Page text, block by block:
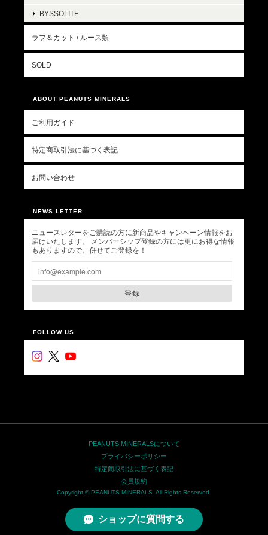
BYSSOLITE
ラフ＆カット / ルース類
SOLD
ABOUT PEANUTS MINERALS
ご利用ガイド
特定商取引法に基づく表記
お問い合わせ
NEWS LETTER
ニュースレターをご購読の方に新商品やキャンペーン情報をお
届けいたします。 メンバーシップ登録の方には更にお得な情報
もありますので、併せてご登録を！
登録
FOLLOW US
PEANUTS MINERALSについて
プライバシーポリシー
特定商取引法に基づく表記
会員規約
Copyright © PEANUTS MINERALS. All Rights Reserved.
ショップに質問する